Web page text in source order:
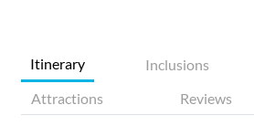
Itinerary Inclusions
Attractions
Reviews